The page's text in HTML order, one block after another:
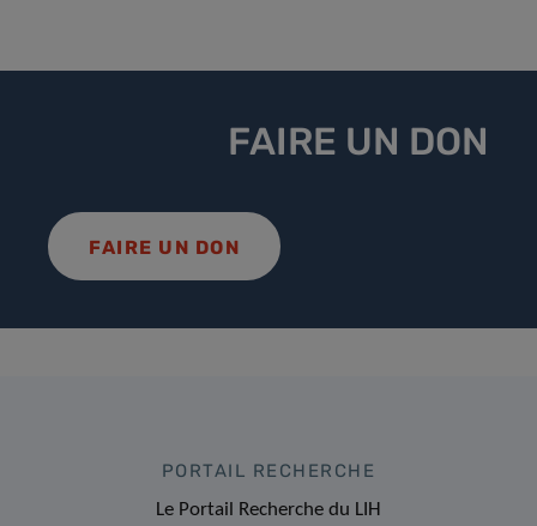
FAIRE UN DON
FAIRE UN DON
PORTAIL RECHERCHE
Le Portail Recherche du LIH